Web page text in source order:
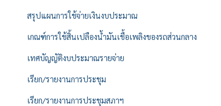
สรุปแผนการใช้จ่ายเงินงบประมาณ
เกณฑ์การใช้สิ้นเปลืองน้ำมันเชื้อเพลิงของรถส่วนกลาง
เทศบัญญัติงบประมาณรายจ่าย
เรียก/รายงานการประชุม
เรียก/รายงานการประชุมสภาฯ